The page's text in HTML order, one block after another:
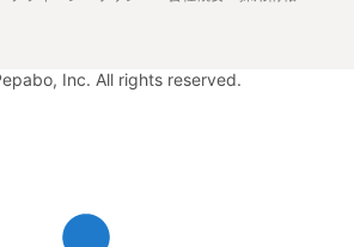
Inc. All rights reserved.